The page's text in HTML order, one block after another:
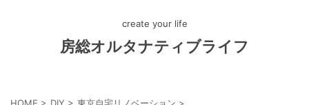
create your life
房総オルタナティブライフ